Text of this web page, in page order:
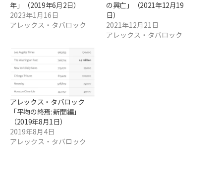
年」（2019年6月2日）
2023年1月16日
アレックス・タバロック
の興亡」（2021年12月19
日）
2021年12月21日
アレックス・タバロック
アレックス・タバロック
「平均の終焉: 新聞編」
（2019年8月1日）
2019年8月4日
アレックス・タバロック